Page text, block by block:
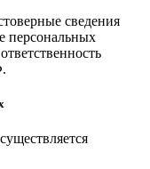
сведения
персональных